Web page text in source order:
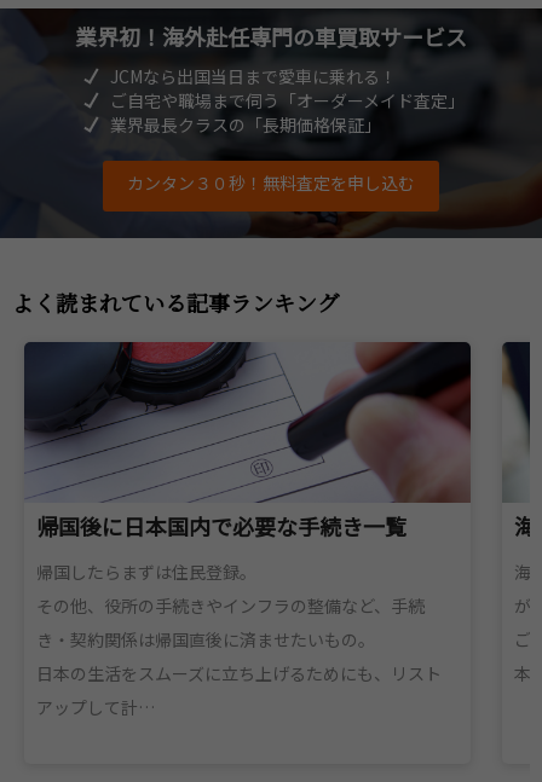
赴任先での生活や文化
帰国後の医療
帰国後の生活
帰国後の住宅
業界初！海外赴任専門の車買取サービス
JCMなら出国当日まで愛車に乗れる！
ご自宅や職場まで伺う「オーダーメイド査定」
業界最長クラスの「長期価格保証」
カンタン３０秒！無料査定を申し込む
よく読まれている記事ランキング
帰国後に日本国内で必要な手続き一覧
帰国したらまずは住民登録。
その他、役所の手続きやインフラの整備など、手続
き・契約関係は帰国直後に済ませたいもの。
日本の生活をスムーズに立ち上げるためにも、リスト
アップして計…
海
が
ご
本